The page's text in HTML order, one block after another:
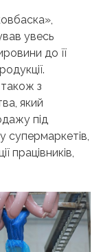
увесь
до її
з
який
під
супермаркетів,
працівників,